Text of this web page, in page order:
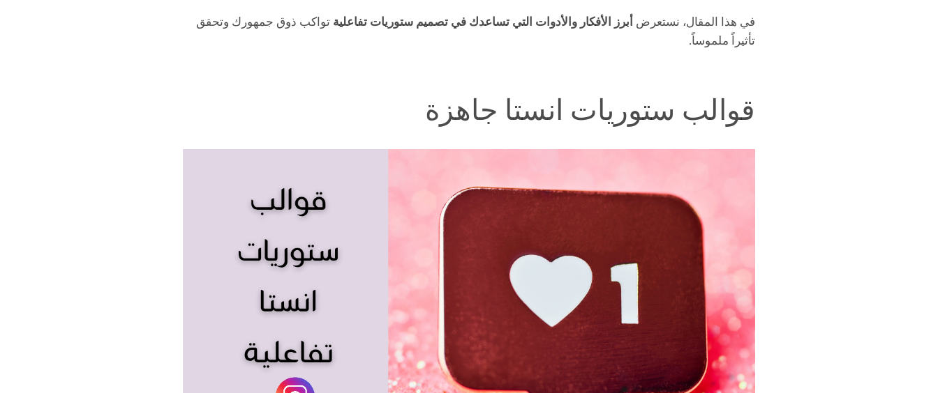
في هذا المقال، نستعرض أبرز الأفكار والأدوات التي تساعدك في تصميم ستوريات تفاعلية تواكب ذوق جمهورك وتحقق
تأثيراً ملموساً.
قوالب ستوريات انستا جاهزة